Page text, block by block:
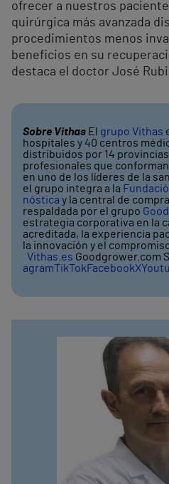
ofrecer a nuestros
quirúrgica más avanzada
procedimientos menos
beneficios en su
destaca el doctor José
Sobre Vithas El grupo Vithas
hospitales y 40 centros
distribuidos por 14
profesionales que
en uno de los líderes de la
el grupo integra a la
nóstica y la central de
respaldada por el grupo
estrategia corporativa en la
acreditada, la experiencia
la innovación y el
Vithas.es Goodgrower.com
agramTikTokFacebookX